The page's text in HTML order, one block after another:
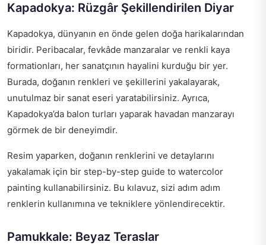
Kapadokya: Rüzgâr Şekillendirilen Diyar
Kapadokya, dünyanın en önde gelen doğa harikalarından
biridir. Peribacalar, fevkâde manzaralar ve renkli kaya
formationları, her sanatçının hayalini kurduğu bir yer.
Burada, doğanın renkleri ve şekillerini yakalayarak,
unutulmaz bir sanat eseri yaratabilirsiniz. Ayrıca,
Kapadokya’da balon turları yaparak havadan manzarayı
görmek de bir deneyimdir.
Resim yaparken, doğanın renklerini ve detaylarını
yakalamak için bir step-by-step guide to watercolor
painting kullanabilirsiniz. Bu kılavuz, sizi adım adım
renklerin kullanımına ve tekniklere yönlendirecektir.
Pamukkale: Beyaz Teraslar